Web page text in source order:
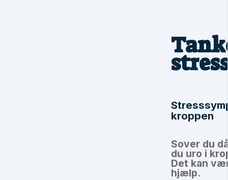
kroppen
Sover du
du uro i
Det kan
hjælp.